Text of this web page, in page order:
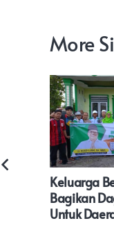
More
Keluarga
Bagikan
Untuk